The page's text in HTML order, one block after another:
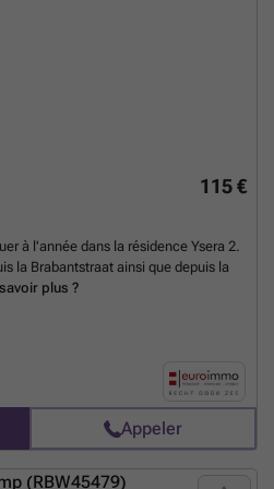
115 €
à l'année dans la résidence Ysera 2.
la Brabantstraat ainsi que depuis la
plus ?
Appeler